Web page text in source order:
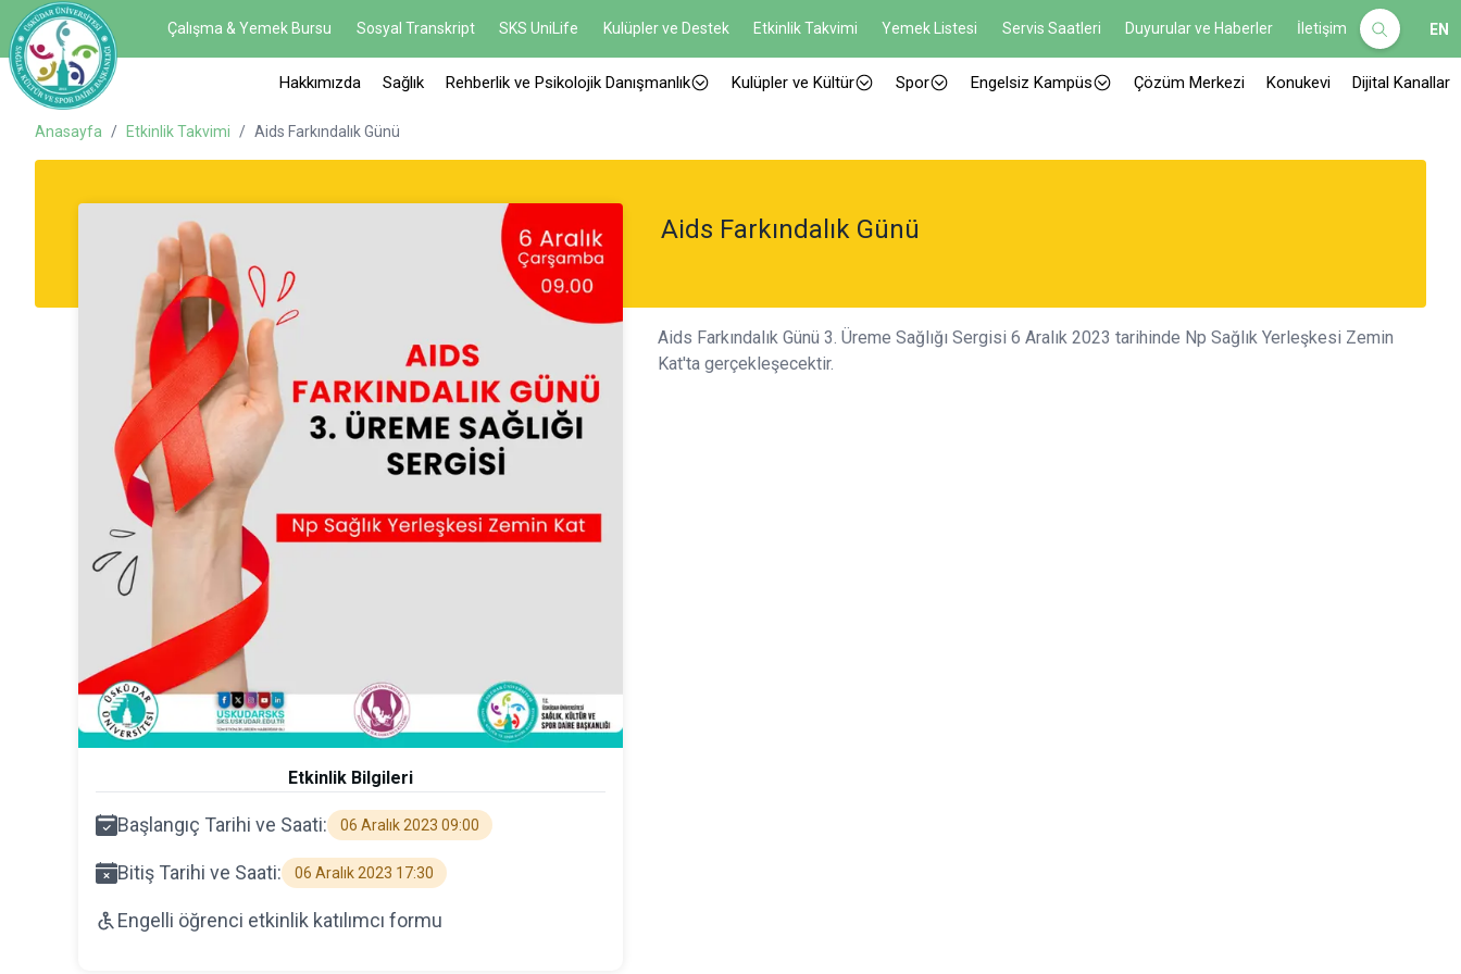
Çalışma & Yemek Bursu Sosyal Transkript SKS UniLife Kulüpler ve Destek Etkinlik Takvimi Yemek Listesi Servis Saatleri Duyurular ve Haberler İletişim EN
Hakkımızda Sağlık Rehberlik ve Psikolojik Danışmanlık Kulüpler ve Kültür Spor Engelsiz Kampüs Çözüm Merkezi Konukevi Dijital Kanallar
Anasayfa / Etkinlik Takvimi / Aids Farkındalık Günü
Aids Farkındalık Günü
Etkinlik Bilgileri
Başlangıç Tarihi ve Saati: 06 Aralık 2023 09:00
Bitiş Tarihi ve Saati: 06 Aralık 2023 17:30
Engelli öğrenci etkinlik katılımcı formu
Aids Farkındalık Günü 3. Üreme Sağlığı Sergisi 6 Aralık 2023 tarihinde Np Sağlık Yerleşkesi Zemin
Kat'ta gerçekleşecektir.